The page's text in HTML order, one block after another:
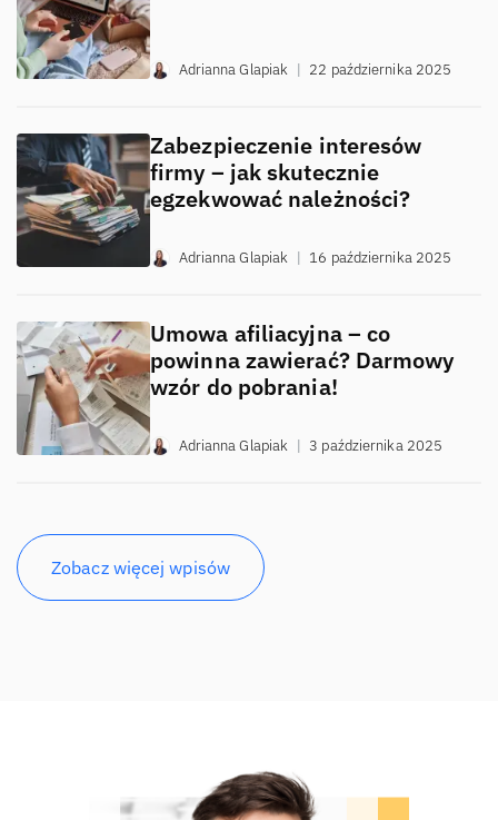
Adrianna Glapiak 22 października 2025
Zabezpieczenie interesów
firmy – jak skutecznie
egzekwować należności?
Adrianna Glapiak 16 października 2025
Umowa afiliacyjna – co
powinna zawierać? Darmowy
wzór do pobrania!
Adrianna Glapiak 3 października 2025
Zobacz więcej wpisów